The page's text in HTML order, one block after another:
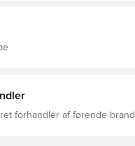
forhandler af førende